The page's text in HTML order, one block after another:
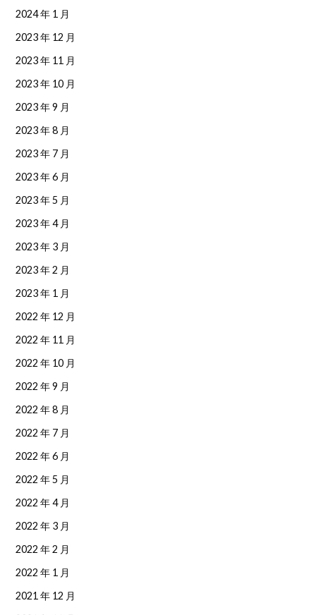
2024 年 1 月
2023 年 12 月
2023 年 11 月
2023 年 10 月
2023 年 9 月
2023 年 8 月
2023 年 7 月
2023 年 6 月
2023 年 5 月
2023 年 4 月
2023 年 3 月
2023 年 2 月
2023 年 1 月
2022 年 12 月
2022 年 11 月
2022 年 10 月
2022 年 9 月
2022 年 8 月
2022 年 7 月
2022 年 6 月
2022 年 5 月
2022 年 4 月
2022 年 3 月
2022 年 2 月
2022 年 1 月
2021 年 12 月